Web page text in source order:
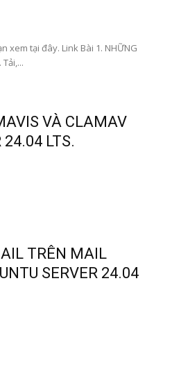
xem tại đây. Link Bài 1. NHỮNG
Tải,...
VÀ CLAMAV
24.04 LTS.
TRÊN MAIL
SERVER 24.04